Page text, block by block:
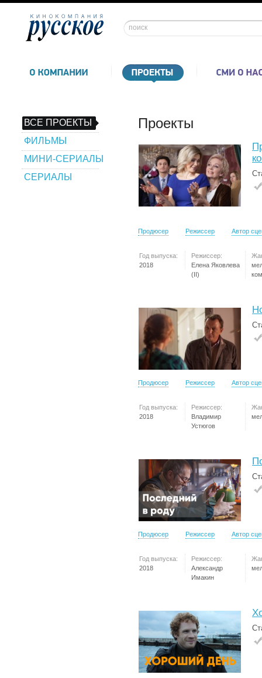
ВСЕ ПРОЕКТЫ
ФИЛЬМЫ
МИНИ-СЕРИАЛЫ
СЕРИАЛЫ
Проекты
Продюсер Режиссер Автор
Год выпуска:
2018
Режиссер:
Елена Яковлева
(II)
Продюсер Режиссер Автор
Год выпуска:
2018
Режиссер:
Владимир
Устюгов
Продюсер Режиссер Автор
Год выпуска:
2018
Режиссер:
Александр
Имакин